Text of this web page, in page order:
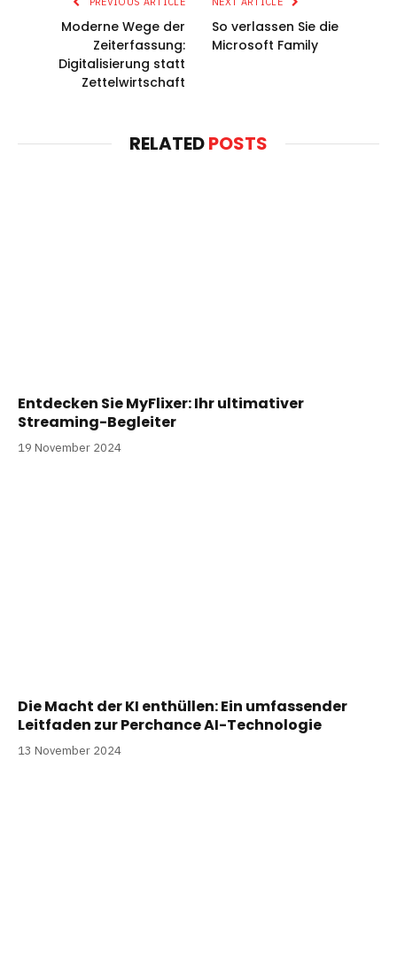
Moderne Wege der
Zeiterfassung:
Digitalisierung statt
Zettelwirtschaft
So verlassen Sie die
Microsoft Family
RELATEDPOSTS
Entdecken Sie MyFlixer: Ihr ultimativer
Streaming-Begleiter
19 November 2024
Die Macht der KI enthüllen: Ein umfassender
Leitfaden zur Perchance AI-Technologie
13 November 2024